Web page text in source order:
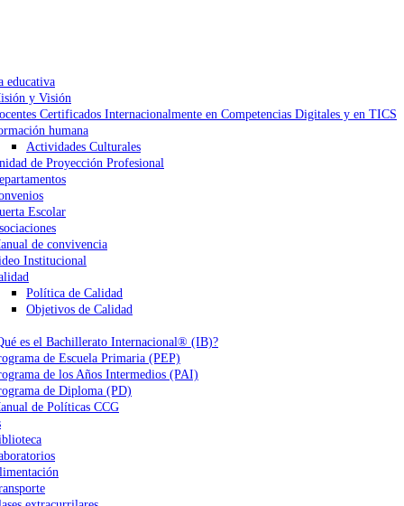
educativa
y Visión
Certificados Internacionalmente en Competencias Digitales y en TICS
humana
Actividades Culturales
de Proyección Profesional
Escolar
de convivencia
Institucional
Política de Calidad
Objetivos de Calidad
es el Bachillerato Internacional® (IB)?
de Escuela Primaria (PEP)
de los Años Intermedios (PAI)
de Diploma (PD)
de Políticas CCG